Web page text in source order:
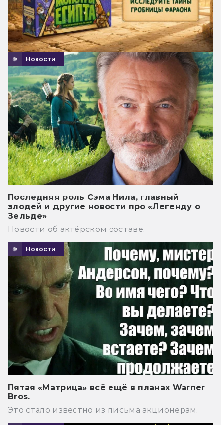
Новости
Последняя роль Сэма Нила, главный
злодей и другие новости про «Легенду о
Зельде»
Новости об актёрском составе.
Новости
Пятая «Матрица» всё ещё в планах Warner
Bros.
Это стало известно из письма акционерам.